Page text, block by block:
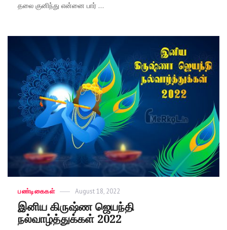
தலை குனிந்து என்னை பார் ...
Categories
பண்டிகைகள்
Posted
on
August 18, 2022
இனிய கிருஷ்ண ஜெயந்தி
நல்வாழ்த்துக்கள் 2022